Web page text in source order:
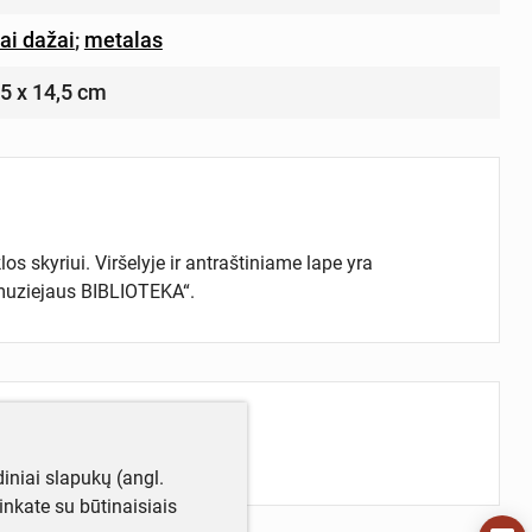
dažai; metalas
x 14,5 cm
skyriui. Viršelyje ir antraštiniame lape yra
BIBLIOTEKA“.
slapukų (angl.
su būtinaisiais